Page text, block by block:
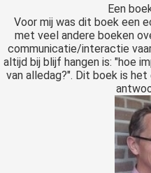
Een
Voor mij was dit boek een
met veel andere boeken
communicatie/interactie
altijd bij blijf hangen is: "hoe
van alledag?". Dit boek is